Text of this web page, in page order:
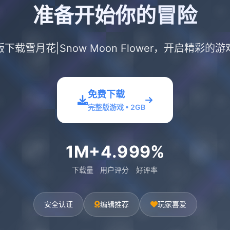
准备开始你的冒险
下载雪月花|Snow Moon Flower，开启精彩的游
免费下载
完整版游戏 • 2GB
1M+
下载量
4.9
用户评分
99%
好评率
安全认证 编辑推荐 玩家喜爱